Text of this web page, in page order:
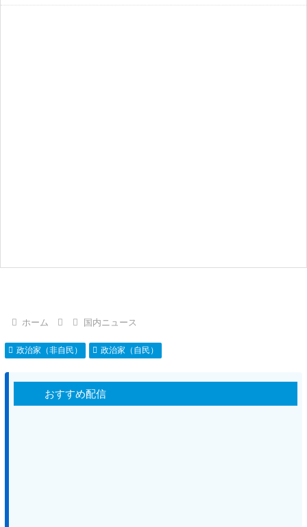
ホーム 国内ニュース
政治家（非自民） 政治家（自民）
おすすめ配信